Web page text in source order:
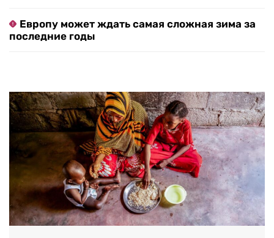
Европу может ждать самая сложная зима за
последние годы